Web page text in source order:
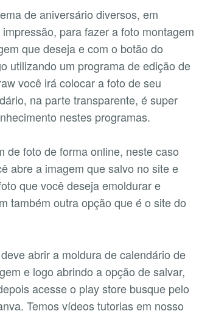
de aniversário diversos, em
para fazer a foto montagem
que deseja e com o botão do
utilizando um programa de edição de
você irá colocar a foto de seu
na parte transparente, é super
nestes programas.
de foto de forma online, neste caso
abre a imagem que salvo no site e
que você deseja emoldurar e
também outra opção que é o site do
abrir a moldura de calendário de
e logo abrindo a opção de salvar,
acesse o play store busque pelo
Temos vídeos tutorias em nosso